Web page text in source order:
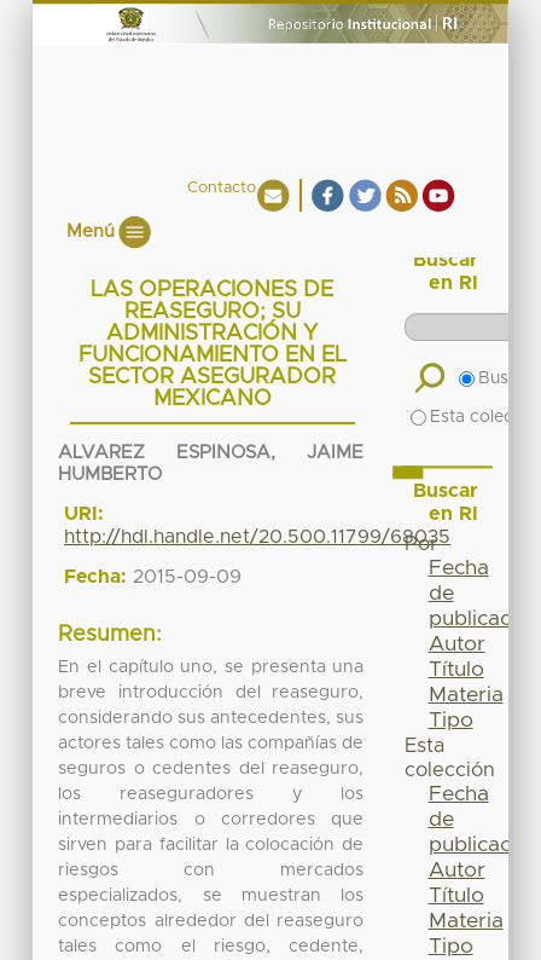
Contacto
Menú
LAS OPERACIONES DE
REASEGURO; SU
ADMINISTRACIÓN Y
FUNCIONAMIENTO EN EL
SECTOR ASEGURADOR
MEXICANO
ALVAREZ ESPINOSA, JAIME
HUMBERTO
URI:
http://hdl.handle.net/20.500.11799/68035
Fecha: 2015-09-09
Resumen:
En el capítulo uno, se presenta una
breve introducción del reaseguro,
considerando sus antecedentes, sus
actores tales como las compañías de
seguros o cedentes del reaseguro,
los reaseguradores y los
intermediarios o corredores que
sirven para facilitar la colocación de
riesgos con mercados
especializados, se muestran los
conceptos alrededor del reaseguro
tales como el riesgo, cedente,
Buscar
en RI
Buscar
Esta
Buscar
en RI
Por
Fecha
de
publicación
Autor
Título
Materia
Tipo
Esta
colección
Fecha
de
publicación
Autor
Título
Materia
Tipo